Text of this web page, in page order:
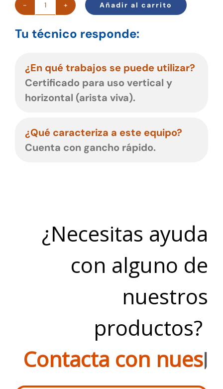
Retráctil
KARBOR
Añadir al carrito
Tu técnico responde:
¿En qué trabajos se puede utilizar?
Certificado para uso vertical y
horizontal (arista viva).
¿Qué caracteriza a este equipo?
Cuenta con gancho rápido.
¿Necesitas ayuda
con alguno de
nuestros
productos?
Contactaconnuest|